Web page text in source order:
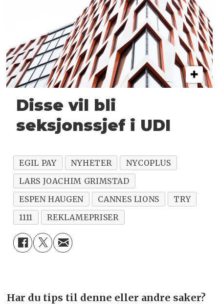
Disse vil bli
seksjonssjef i UDI
EGIL PAY NYHETER
NYCOPLUS
LARS JOACHIM GRIMSTAD
ESPEN HAUGEN
CANNES LIONS
TRY
1111
REKLAMEPRISER
Har du tips til denne eller andre saker?